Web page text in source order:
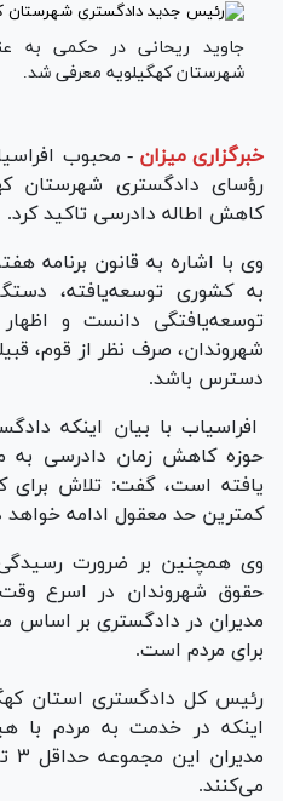
جاوید ریحانی در حکمی به
شهرستان کهگیلویه معرفی شد.
خبرگزاری میزان - محبوب
رؤسای دادگستری شهرستان
کاهش اطاله دادرسی تاکید کرد.
وی با اشاره به قانون برنامه
به کشوری توسعه‌یافته،
توسعه‌یافتگی دانست و
شهروندان، صرف نظر از قوم،
دسترس باشد.
افراسیاب با بیان اینکه
حوزه کاهش زمان دادرسی
یافته است، گفت: تلاش
کمترین حد معقول ادامه
وی همچنین بر ضرورت
حقوق شهروندان در اسرع
مدیران در دادگستری بر اساس
برای مردم است.
رئیس کل دادگستری استان
اینکه در خدمت به مردم با
می‌کنند.